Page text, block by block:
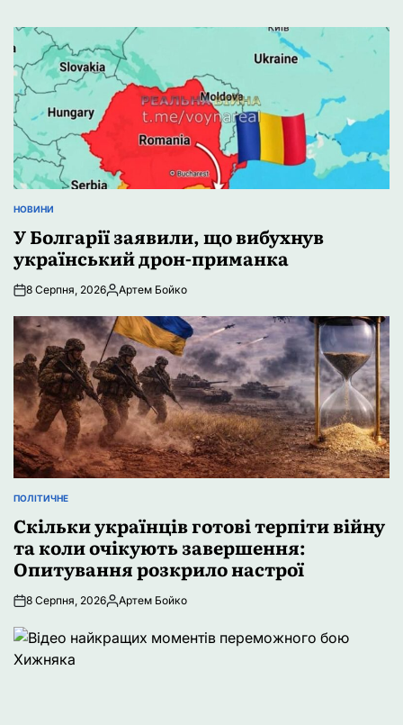
ОПУБЛІКУВАТИ
НОВИНИ
У Болгарії заявили, що вибухнув
український дрон-приманка
8 Серпня, 2026Опубліковано
Артем Бойко
ОПУБЛІКУВАТИ
ПОЛІТИЧНЕ
Скільки українців готові терпіти війну
та коли очікують завершення:
Опитування розкрило настрої
8 Серпня, 2026Опубліковано
Артем Бойко